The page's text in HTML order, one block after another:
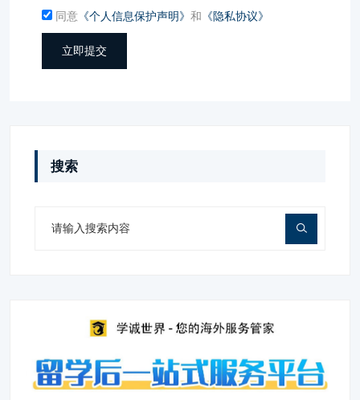
同意 《个人信息保护声明》 和 《隐私协议》
立即提交
搜索